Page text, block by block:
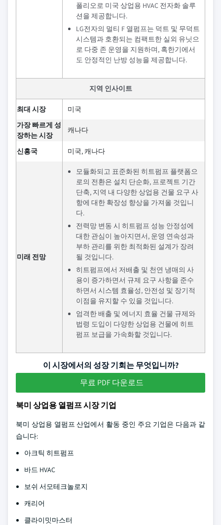
폴리오로 미국 상업용 HVAC 전자화 솔루
션을 제공합니다.
LG전자의 멀티 F 열펌프는 덕트 및 무덕트
시스템과 호환되는 컴팩트한 실외 유닛으
로 다중 존 운영을 지원하며, 혹한기에서
도 안정적인 난방 성능을 제공합니다.
지역 인사이트
최대 시장
미국
가장 빠르게 성
장하는 시장
캐나다
신흥국 미국, 캐나다
미래 전망
모듈화되고 표준화된 히트펌프 플랫폼으
로의 전환은 설치 단순화, 프로젝트 기간
단축, 지역 내 다양한 상업용 건물 요구 사
항에 대한 확장성 향상을 가져올 것입니
다.
전력망 변동 시 히트펌프 성능 안정성에
대한 관심이 높아지면서, 운영 연속성과
부하 관리를 위한 최적화된 설계가 장려
될 것입니다.
히트펌프에서 저배출 및 천연 냉매의 사
용이 증가하면서 규제 요구 사항을 준수
하면서 시스템 효율성, 안전성 및 장기적
이점을 유지할 수 있을 것입니다.
엄격한 배출 및 에너지 효율 건물 규제와
법령 도입이 다양한 상업용 건물에 히트
펌프 보급을 가속화할 것입니다.
이 시장에서의 성장 기회는 무엇입니까?
무료 PDF 다운로드
북미 상업용 열펌프 시장 기업
북미 상업용 열펌프 산업에서 활동 중인 주요 기업은 다음과 같
습니다:
아크틱 히트펌프
바드 HVAC
보쉬 서모테크놀로지
캐리어
클라이밋마스터